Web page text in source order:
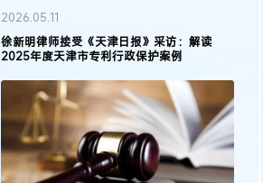
集成电路布图设计
传统文化 更多 >>
2026.03.09
著名知识产权律师徐新明接受《中国经营
报》采访：技术革新下知识产权保护面临新